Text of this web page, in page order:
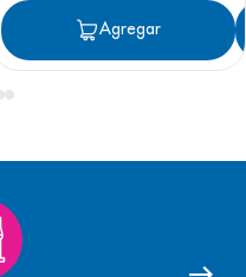
Agregar
Agregar